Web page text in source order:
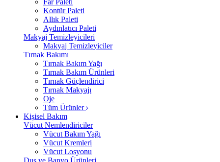
Far Paleti
Kontür Paleti
Allık Paleti
Aydınlatıcı Paleti
Makyaj Temizleyicileri
Makyaj Temizleyiciler
Tırnak Bakımı
Tırnak Bakım Yağı
Tırnak Bakım Ürünleri
Tırnak Güçlendirici
Tırnak Makyajı
Oje
Tüm Ürünler
Kişisel Bakım
Vücut Nemlendiriciler
Vücut Bakım Yağı
Vücut Kremleri
Vücut Losyonu
Duş ve Banyo Ürünleri